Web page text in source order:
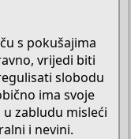
s pokušajima
vrijedi biti
slobodu
ima svoje
zabludu misleći
i nevini.